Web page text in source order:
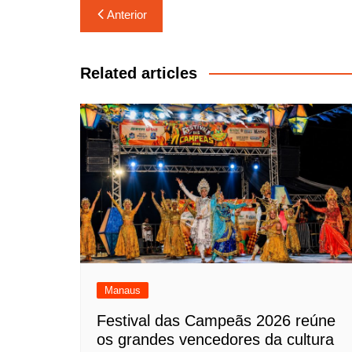
Navegação
de
Post
Anterior
Related articles
Manaus
Festival das Campeãs 2026 reúne
os grandes vencedores da cultura